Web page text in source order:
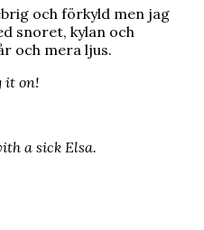
och förkyld men jag
snoret, kylan och
och mera ljus.
it on!
a sick Elsa.